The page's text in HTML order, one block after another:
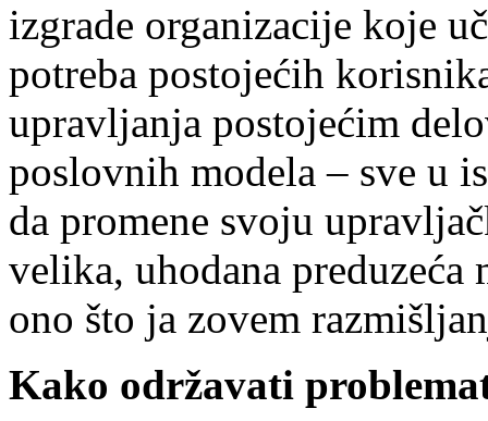
izgrade organizacije koje
potreba postojećih
upravljanja postojećim
poslovnih modela – sve u
da promene svoju
velika, uhodana preduzeća
ono što ja zovem
Kako održavati